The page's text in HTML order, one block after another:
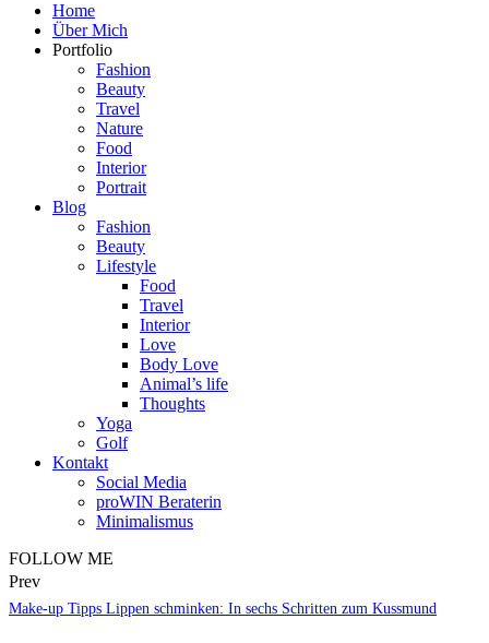
Home
Über Mich
Portfolio
Fashion
Beauty
Travel
Nature
Food
Interior
Portrait
Blog
Fashion
Beauty
Lifestyle
Food
Travel
Interior
Love
Body Love
Animal’s life
Thoughts
Yoga
Golf
Kontakt
Social Media
proWIN Beraterin
Minimalismus
FOLLOW ME
Prev
Make-up Tipps Lippen schminken: In sechs Schritten zum Kussmund